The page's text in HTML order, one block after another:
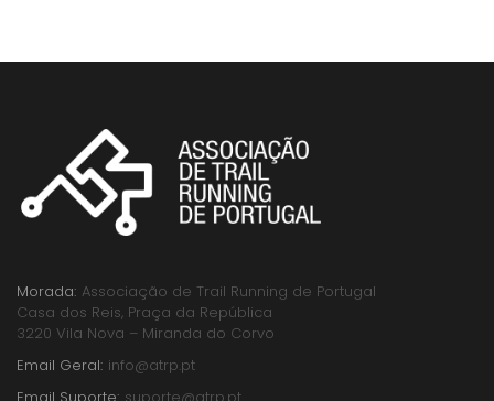
Morada: Associação de Trail Running de Portugal
Casa dos Reis, Praça da República
3220 Vila Nova – Miranda do Corvo
Email Geral: info@atrp.pt
Email Suporte: suporte@atrp.pt